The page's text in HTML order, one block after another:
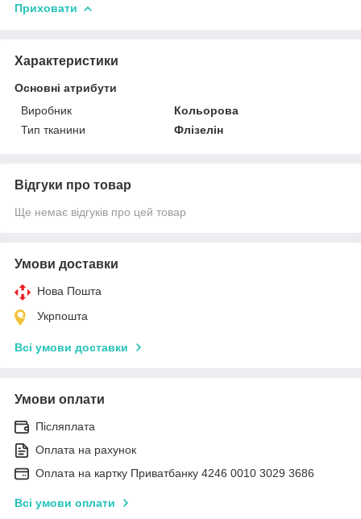
Приховати
Характеристики
Основні атрибути
Виробник
Кольорова
Тип тканини
Флізелін
Відгуки про товар
Ще немає відгуків про цей товар
Умови доставки
Нова Пошта
Укрпошта
Всі умови доставки
Умови оплати
Післяплата
Оплата на рахунок
Оплата на картку Приватбанку 4246 0010 3029 3686
Всі умови оплати